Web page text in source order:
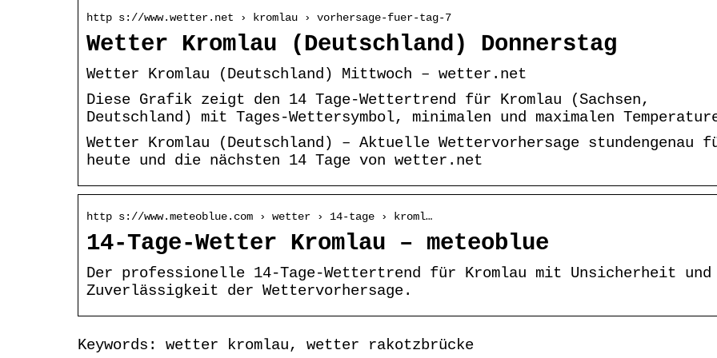
http s://www.wetter.net › kromlau › vorhersage-fuer-tag-7
Wetter Kromlau (Deutschland) Donnerstag
Wetter Kromlau (Deutschland) Mittwoch – wetter.net
Diese Grafik zeigt den 14 Tage-Wettertrend für Kromlau (Sachsen,
Deutschland) mit Tages-Wettersymbol, minimalen und maximalen
Wetter Kromlau (Deutschland) – Aktuelle Wettervorhersage stundengenau
heute und die nächsten 14 Tage von wetter.net
http s://www.meteoblue.com › wetter › 14-tage › kroml…
14-Tage-Wetter Kromlau – meteoblue
Der professionelle 14-Tage-Wettertrend für Kromlau mit Unsicherheit und
Zuverlässigkeit der Wettervorhersage.
Keywords: wetter kromlau, wetter rakotzbrücke